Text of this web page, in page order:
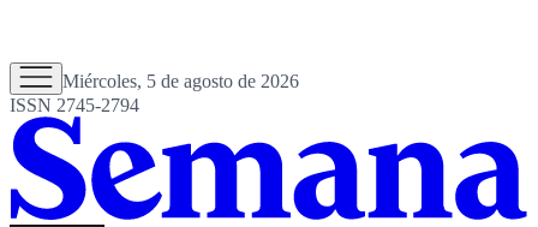
Miércoles, 5 de agosto de 2026
ISSN 2745-2794